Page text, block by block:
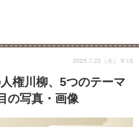
権川柳、5つのテーマ
の写真・画像
2025.7.22（火） 9:15